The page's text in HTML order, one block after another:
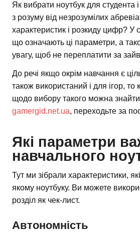
Як вибрати ноутбук для студента
з розуму від незрозумілих
характеристик і розкиду цифр? У
що означають ці параметри, а
увагу, щоб не переплатити за
До речі якщо окрім навчання є
також використаний і для ігор, то
щодо вибору такого можна знайти
gamergid.net.ua, переходьте за
Які параметри
навчального
Тут ми зібрали характеристики,
якому ноутбуку. Ви можете
розділ як чек-лист.
Автономність